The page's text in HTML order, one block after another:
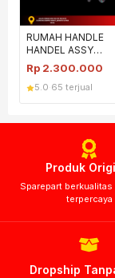
RUMAH HANDLE
HANDEL ASSY
KOPLING KOHKEN
JAPAN PINK
Rp 2.300.000
5.0 65 terjual
Produk
Sparepart berkualitas
terpercaya
Dropship